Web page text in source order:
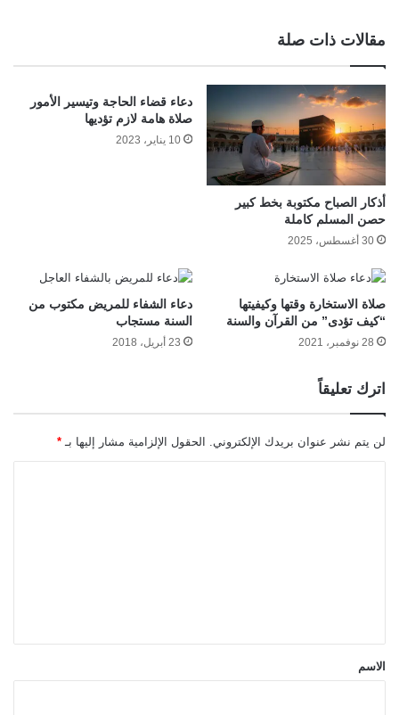
مقالات ذات صلة
أذكار الصباح مكتوبة بخط كبير
حصن المسلم كاملة
30 أغسطس، 2025
دعاء قضاء الحاجة وتيسير الأمور
صلاة هامة لازم تؤديها
10 يناير، 2023
صلاة الاستخارة وقتها وكيفيتها
“كيف تؤدى” من القرآن والسنة
28 نوفمبر، 2021
دعاء الشفاء للمريض مكتوب من
السنة مستجاب
23 أبريل، 2018
اترك تعليقاً
لن يتم نشر عنوان بريدك الإلكتروني. الحقول الإلزامية مشار إليها بـ *
*الاسم